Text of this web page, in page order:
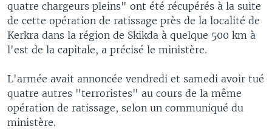
quatre chargeurs pleins" ont été récupérés à la suite
de cette opération de ratissage près de la localité de
Kerkra dans la région de Skikda à quelque 500 km à
l'est de la capitale, a précisé le ministère.
L'armée avait annoncée vendredi et samedi avoir tué
quatre autres "terroristes" au cours de la même
opération de ratissage, selon un communiqué du
ministère.